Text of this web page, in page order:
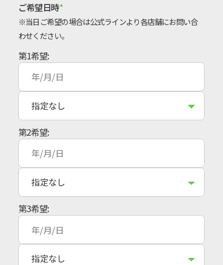
ご希望日時
※当日ご希望の場合は公式ラインより各店舗にお問い合
わせください。
第1希望:
第2希望:
第3希望: